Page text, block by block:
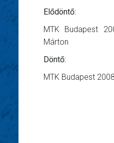
Elődöntő:
MTK Budapest
Márton
Döntő:
MTK Budapest